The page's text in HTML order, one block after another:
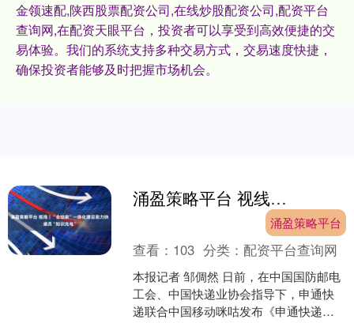
金领速配,陕西股票配资公司,在线炒股配资公司,配资平台
查询网,在配资天眼平台，投资者可以享受到高效便捷的交
易体验。我们的系统支持多种交易方式，交易速度快捷，
确保投资者能够及时把握市场机会。
涌盈策略平台 视线｜“会站家”一体化建设助力快递员“知识充电”
涌盈策略平台
查看： 103 分类：配资平台查询网
本报记者 邹倜然 日前，在中国国防邮电
工会、中国快递业协会指导下，申通快
递联合中国移动咪咕发布《申通快递从